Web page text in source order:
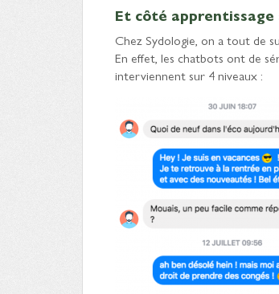
Et côté apprentissage
Chez Sydologie, on a tout de
En effet, les chatbots ont de
interviennent sur 4 niveaux :